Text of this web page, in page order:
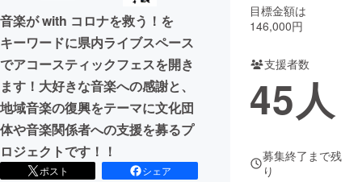
CAMPFIRE for Social Good
CAMPFIRE Creation
CAMPFIREふるさと納税
コミュニティ
音楽が with コロナを救う！を
キーワードに県内ライブスペース
でアコースティックフェスを開き
ます！大好きな音楽への感謝と、
地域音楽の復興をテーマに文化団
体や音楽関係者への支援を募るプ
ロジェクトです！！
ポスト
シェア
目標金額は
146,000円
支援者数
45人
募集終了まで残
り